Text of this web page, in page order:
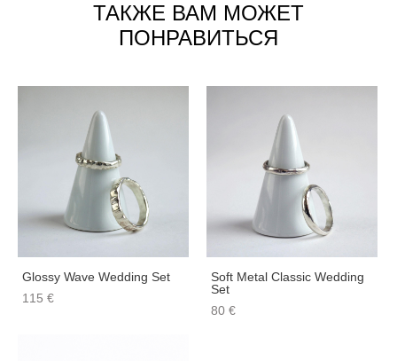
ТАКЖЕ ВАМ МОЖЕТ
ПОНРАВИТЬСЯ
Glossy Wave Wedding Set
115 €
Soft Metal Classic Wedding
Set
80 €